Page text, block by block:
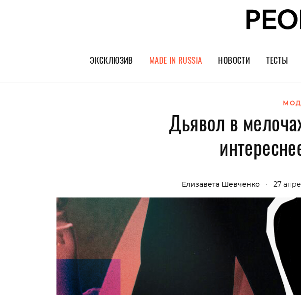
ЭКСКЛЮЗИВ
ГЕРОИ PEOPLETALK
MADE IN RUSSIA НОВОСТИ ТЕСТЫ
Дьявол в
Елизавета Шевченко • 27